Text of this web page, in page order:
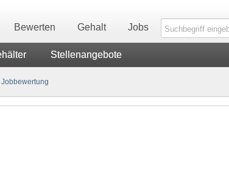
Bewerten Gehalt Jobs
Stellenangebote
Jobbewertung